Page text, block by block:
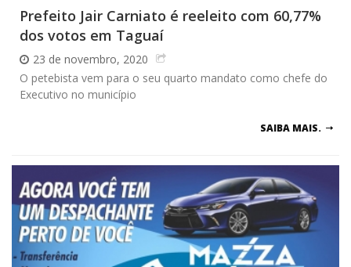
Prefeito Jair Carniato é reeleito com 60,77%
dos votos em Taguaí
23 de novembro, 2020
O petebista vem para o seu quarto mandato como chefe do
Executivo no município
SAIBA MAIS.